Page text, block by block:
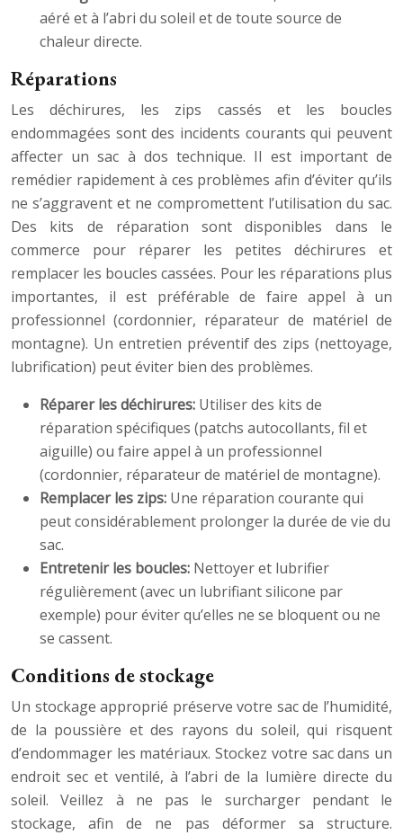
aéré et à l’abri du soleil et de toute source de
chaleur directe.
Réparations
Les déchirures, les zips cassés et les boucles
endommagées sont des incidents courants qui peuvent
affecter un sac à dos technique. Il est important de
remédier rapidement à ces problèmes afin d’éviter qu’ils
ne s’aggravent et ne compromettent l’utilisation du sac.
Des kits de réparation sont disponibles dans le
commerce pour réparer les petites déchirures et
remplacer les boucles cassées. Pour les réparations plus
importantes, il est préférable de faire appel à un
professionnel (cordonnier, réparateur de matériel de
montagne). Un entretien préventif des zips (nettoyage,
lubrification) peut éviter bien des problèmes.
Réparer les déchirures: Utiliser des kits de
réparation spécifiques (patchs autocollants, fil et
aiguille) ou faire appel à un professionnel
(cordonnier, réparateur de matériel de montagne).
Remplacer les zips: Une réparation courante qui
peut considérablement prolonger la durée de vie du
sac.
Entretenir les boucles: Nettoyer et lubrifier
régulièrement (avec un lubrifiant silicone par
exemple) pour éviter qu’elles ne se bloquent ou ne
se cassent.
Conditions de stockage
Un stockage approprié préserve votre sac de l’humidité,
de la poussière et des rayons du soleil, qui risquent
d’endommager les matériaux. Stockez votre sac dans un
endroit sec et ventilé, à l’abri de la lumière directe du
soleil. Veillez à ne pas le surcharger pendant le
stockage, afin de ne pas déformer sa structure.